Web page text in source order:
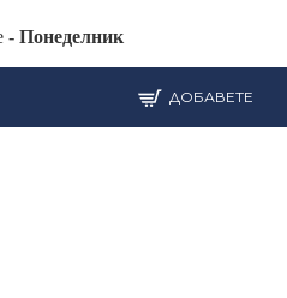
- Понеделник
ДОБАВЕТЕ